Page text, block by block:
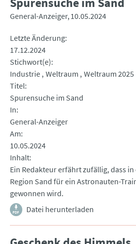
General-Anzeiger 10.05.2024
Letzte Änderung
17.12.2024
Stichwort(e)
Industrie Weltraum Weltraum 2025
Titel
Spurensuche im Sand
In
General-Anzeiger
Am
10.05.2024
Inhalt
Ein Redakteur erfährt zufällig, dass
Region Sand für ein Astronauten-
gewonnen wird.
Datei herunterladen